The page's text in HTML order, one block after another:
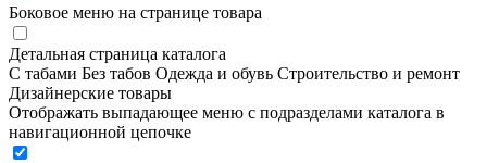
Боковое меню на странице товара
Детальная страница каталога
С табами Без табов Одежда и обувь Строительство и ремонт
Дизайнерские товары
Отображать выпадающее меню с подразделами каталога в
навигационной цепочке